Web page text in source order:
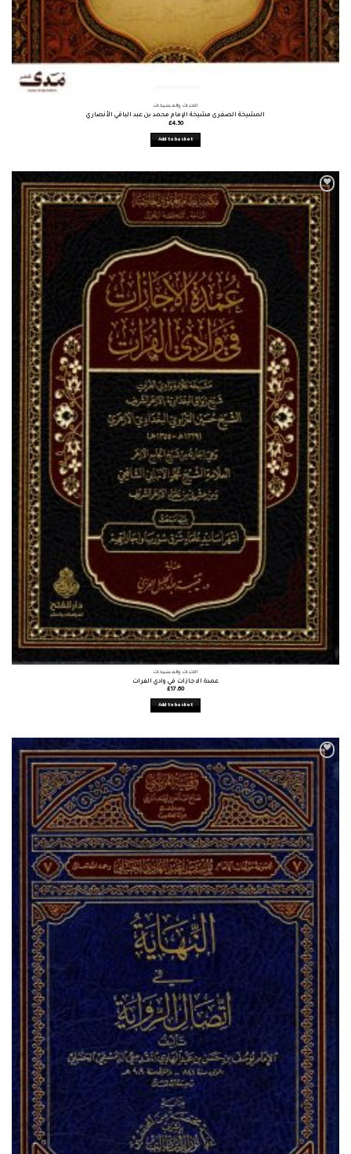
الأثبات والمشيخات
المشيخة الصغرى مشيخة الإمام محمد بن عبد الباقي الأنصاري
£4.50
Add to basket
الأثبات والمشيخات
عمدة الاجازات في وادي الفرات
£17.60
Add to basket